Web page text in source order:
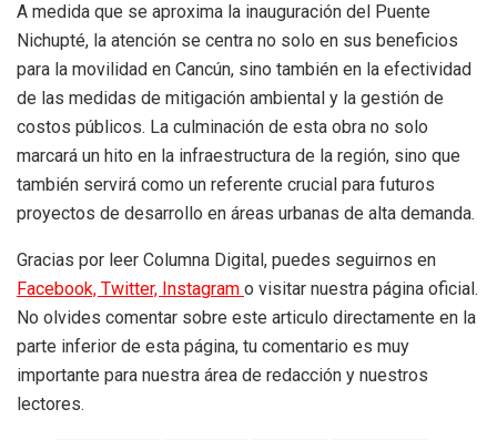
A medida que se aproxima la inauguración del Puente
Nichupté, la atención se centra no solo en sus beneficios
para la movilidad en Cancún, sino también en la efectividad
de las medidas de mitigación ambiental y la gestión de
costos públicos. La culminación de esta obra no solo
marcará un hito en la infraestructura de la región, sino que
también servirá como un referente crucial para futuros
proyectos de desarrollo en áreas urbanas de alta demanda.
Gracias por leer Columna Digital, puedes seguirnos en
Facebook, Twitter, Instagram o visitar nuestra página oficial.
No olvides comentar sobre este articulo directamente en la
parte inferior de esta página, tu comentario es muy
importante para nuestra área de redacción y nuestros
lectores.